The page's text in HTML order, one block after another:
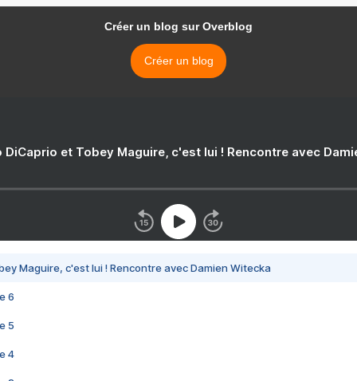
Créer un blog sur Overblog
Créer un blog
DiCaprio et Tobey Maguire, c'est lui ! Rencontre avec
Maguire, c'est lui ! Rencontre avec Damien Witecka
6
5
4